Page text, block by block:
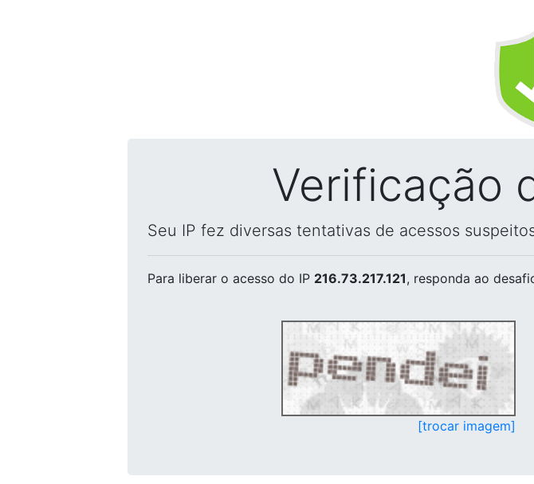
Verificação
Seu IP fez diversas tentativas de acessos
Para liberar o acesso do IP 216.73.217.121, responda ao
[trocar imagem]